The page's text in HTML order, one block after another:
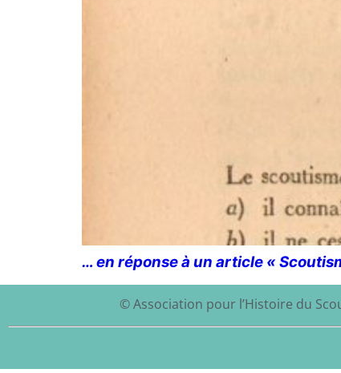
… en réponse à un article «
© Association pour l’Histoire du